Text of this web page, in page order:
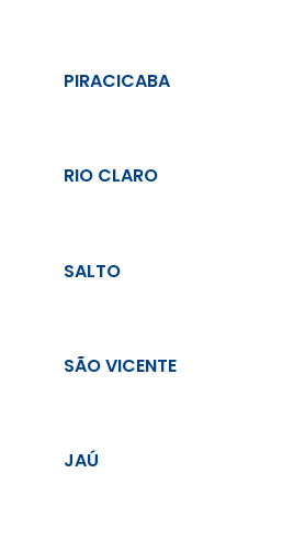
PIRACICABA
RIO CLARO
SALTO
SÃO VICENTE
JAÚ